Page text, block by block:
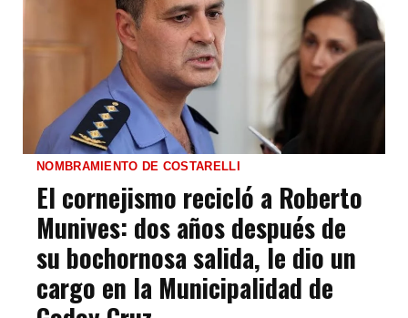
NOMBRAMIENTO DE COSTARELLI
El cornejismo recicló a Roberto
Munives: dos años después de
su bochornosa salida, le dio un
cargo en la Municipalidad de